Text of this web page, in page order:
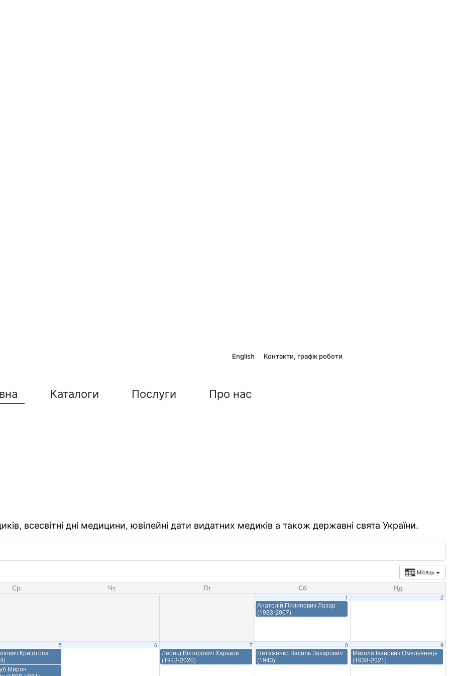
English Контакти, графік роботи
Каталоги Послуги Про нас
всесвітні дні медицини, ювілейні дати видатних медиків а також державні свята України.
Місяць
Ср Чт Пт Сб Нд
1
Анатолій Пилипович Лазар
(1933-2007)
2
5
Криштопа
Мирон
6 7
Леонід Вікторович Харьков
(1943-2020)
8
Нетяженко Василь Захарович
(1943)
9
Микола Іванович Омельянець
(1938-2021)